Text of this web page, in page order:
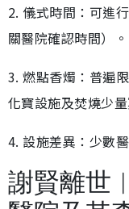
2. 儀式時間：可進
關醫院確認時間）。
3. 燃點香燭：普遍
化寶設施及焚燒少量
4. 設施差異：少數
謝賢離世